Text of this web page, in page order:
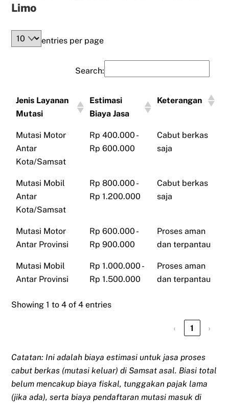
Limo
entries per page
Search:
Jenis Layanan
Mutasi
Estimasi
Biaya Jasa
Keterangan
Mutasi Motor
Antar
Kota/Samsat
Rp 400.000 -
Rp 600.000
Cabut berkas
saja
Mutasi Mobil
Antar
Kota/Samsat
Rp 800.000 -
Rp 1.200.000
Cabut berkas
saja
Mutasi Motor
Antar Provinsi
Rp 600.000 -
Rp 900.000
Proses aman
dan terpantau
Mutasi Mobil
Antar Provinsi
Rp 1.000.000 -
Rp 1.500.000
Proses aman
dan terpantau
Showing 1 to 4 of 4 entries
‹ 1 ›
Catatan: Ini adalah biaya estimasi untuk jasa proses
cabut berkas (mutasi keluar) di Samsat asal. Biasi total
belum mencakup biaya fiskal, tunggakan pajak lama
(jika ada), serta biaya pendaftaran mutasi masuk di